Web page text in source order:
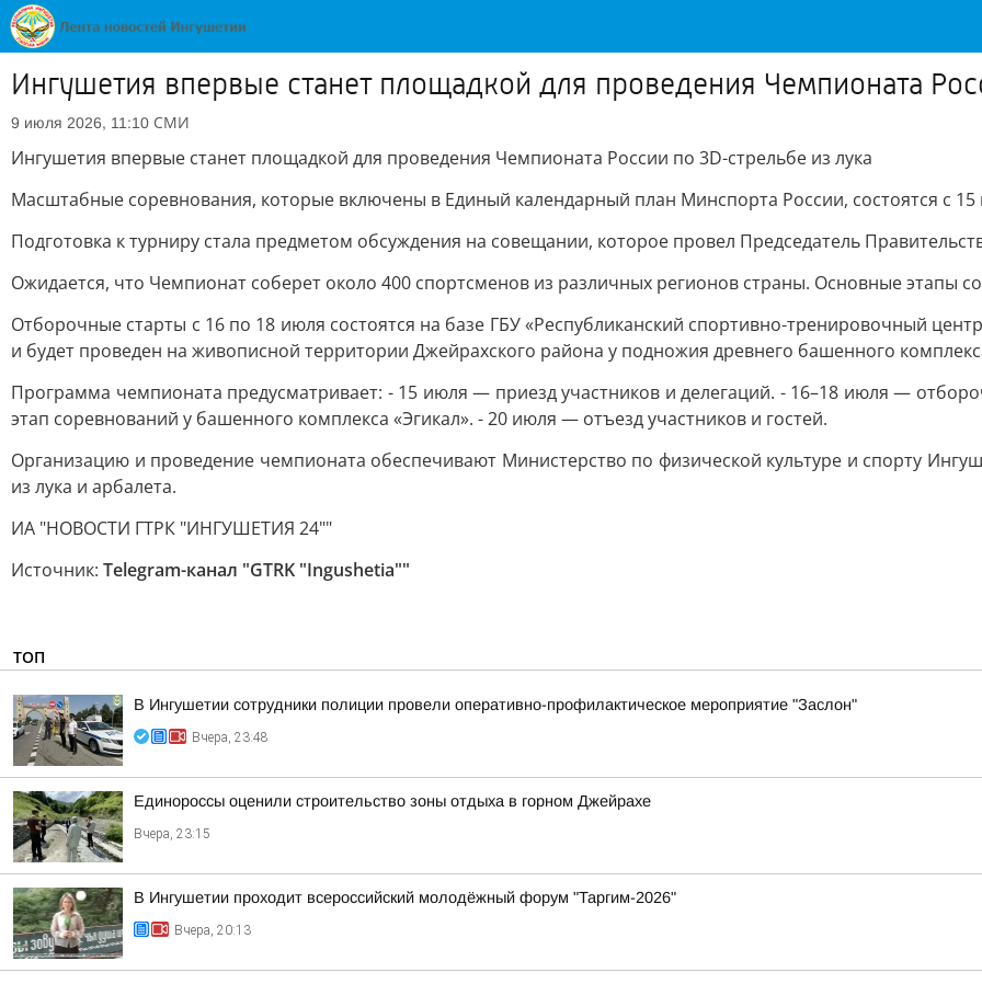
Ингушетия впервые станет площадкой для проведения Чемпионата
9 июля 2026, 11:10 СМИ
Ингушетия впервые станет площадкой для проведения Чемпионата России по 3D-стрельбе из лука
Масштабные соревнования, которые включены в Единый календарный план Минспорта России, состоятся с 15
Подготовка к турниру стала предметом обсуждения на совещании, которое провел Председатель
Ожидается, что Чемпионат соберет около 400 спортсменов из различных регионов страны. Основные этапы
Отборочные старты с 16 по 18 июля состоятся на базе ГБУ «Республиканский спортивно-тренировочный
и будет проведен на живописной территории Джейрахского района у подножия древнего башенного
Программа чемпионата предусматривает: - 15 июля — приезд участников и делегаций. - 16–18 июля —
этап соревнований у башенного комплекса «Эгикал». - 20 июля — отъезд участников и гостей.
Организацию и проведение чемпионата обеспечивают Министерство по физической культуре и спорту
из лука и арбалета.
ИА "НОВОСТИ ГТРК "ИНГУШЕТИЯ 24""
Источник: Telegram-канал "GTRK "Ingushetia""
ТОП
В Ингушетии сотрудники полиции провели оперативно-профилактическое мероприятие "Заслон"
Вчера, 23:48
Единороссы оценили строительство зоны отдыха в горном Джейрахе
Вчера, 23:15
В Ингушетии проходит всероссийский молодёжный форум "Таргим-2026"
Вчера, 20:13